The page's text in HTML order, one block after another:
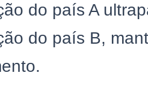
do país A
do país B,